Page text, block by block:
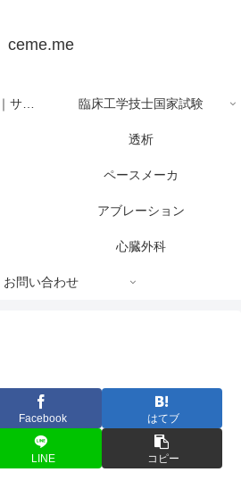
ceme.me
臨床工学（ME）知識マップ｜サイト全体の目次 臨床工学技士国家試験
透析
ペースメーカ
アブレーション
心臓外科
お問い合わせ
Facebook はてブ
LINE コピー